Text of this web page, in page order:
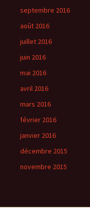
septembre 2016
août 2016
juillet 2016
juin 2016
mai 2016
avril 2016
mars 2016
février 2016
janvier 2016
décembre 2015
novembre 2015